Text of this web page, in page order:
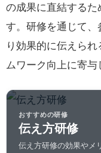
の成果に直結するた
す。研修を通じて、
り効果的に伝えら
ムワーク向上に寄与
おすすめの研修
伝え方研修
伝え方研修の効果やメ